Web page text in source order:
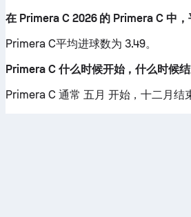
在 Primera C 2026 的 Primera C 中
Primera C平均进球数为 3.49。
Primera C 什么时候开始，什么时候
Primera C 通常 五月 开始，十二月结